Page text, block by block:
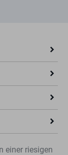
einer riesigen